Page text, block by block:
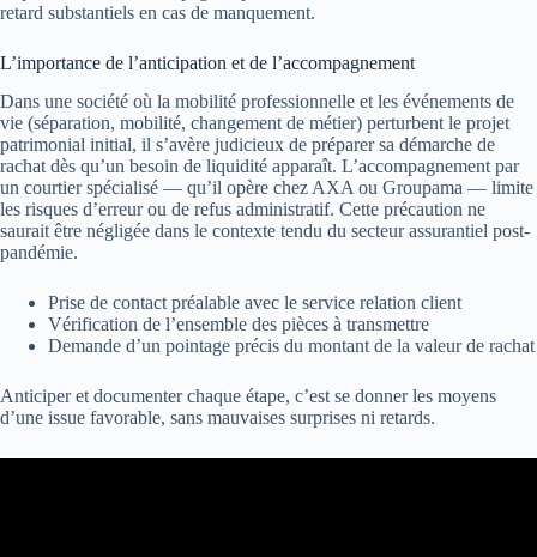
retard substantiels en cas de manquement.
L’importance de l’anticipation et de l’accompagnement
Dans une société où la mobilité professionnelle et les événements de
vie (séparation, mobilité, changement de métier) perturbent le projet
patrimonial initial, il s’avère judicieux de préparer sa démarche de
rachat dès qu’un besoin de liquidité apparaît. L’accompagnement par
un courtier spécialisé — qu’il opère chez AXA ou Groupama — limite
les risques d’erreur ou de refus administratif. Cette précaution ne
saurait être négligée dans le contexte tendu du secteur assurantiel post-
pandémie.
Prise de contact préalable avec le service relation client
Vérification de l’ensemble des pièces à transmettre
Demande d’un pointage précis du montant de la valeur de rachat
Anticiper et documenter chaque étape, c’est se donner les moyens
d’une issue favorable, sans mauvaises surprises ni retards.